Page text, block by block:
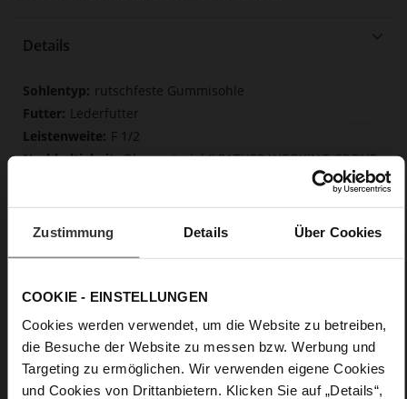
Zustimmung Details Über Cookies
COOKIE - EINSTELLUNGEN
Cookies werden verwendet, um die Website zu betreiben,
die Besuche der Website zu messen bzw. Werbung und
Targeting zu ermöglichen. Wir verwenden eigene Cookies
und Cookies von Drittanbietern. Klicken Sie auf „Details“,
Details
Mehr
Informationen
rutschfeste Gummisohle
Lederfutter
F 1/2
Obermaterial (LEATHER WORKING GROUP
Gold zertifiziert), Futter / Decksohle (LEATHER WORKING
Butterflight, Nachhaltiges Produkt
Schnalle
37
Blockabsatz
edles, hochwertiges Lammleder in matter
Optik